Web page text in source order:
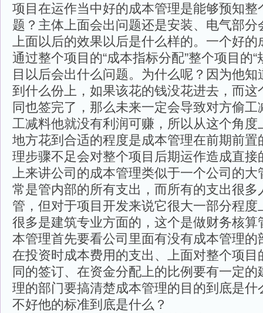
项目在运作当中好的成本管理是能够预知整
题？主体上面会出问题还是安装、电气部
上面以后的效果以后是什么样的。一个好的
通过整个项目的“成本指标分配”整个项目的
目以后会出什么问题。为什么呢？因为他
到什么份上，如果该花的钱没花进去，而这
同也签完了，那么未来一定会导致对方偷
工减料他就没有利润可赚，所以从这个角度
地方花到合适的程度是成本管理在前期前置
理步骤不足会对整个项目后期运作造成直接
上来讲公司的成本管理类似于一个公司的大
常是管内部的所有支出，而所有的支出很多
管，但对于项目开发来说它很大一部分程度
很多是建筑专业方面的，这个是做财务核算
本管理首先要看公司里面有没有成本管理的
在投资时成本费用的支出、上面对整个项目
同的签订、在资金分配上的比例要有一定
理的部门要搞清楚成本管理的目的到底是什
不好他的标准到底是什么？